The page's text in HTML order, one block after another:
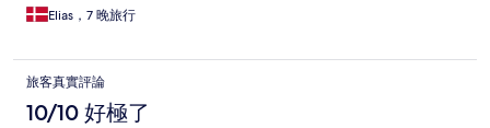
Elias，7 晚旅行
旅客真實評論
10/10 好極了